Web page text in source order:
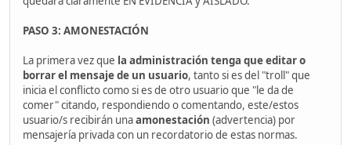
PASO 3: AMONESTACIÓN
La primera vez que la administración tenga que editar o
borrar el mensaje de un usuario, tanto si es del "troll" que
inicia el conflicto como si es de otro usuario que "le da de
comer" citando, respondiendo o comentando, este/estos
usuario/s recibirán unaamonestación (advertencia) por
mensajería privada con un recordatorio de estas normas.